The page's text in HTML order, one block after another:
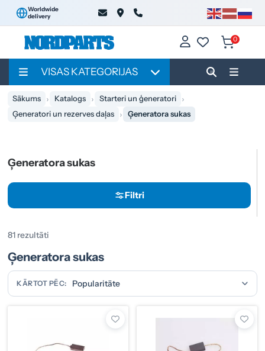
Worldwide
delivery
0
VISAS KATEGORIJAS
Sākums Katalogs
Starteri un ģeneratori
Ģeneratori un rezerves daļas
Ģeneratora sukas
Ģeneratora sukas
Filtri
81 rezultāti
Ģeneratora sukas
KĀRTOT PĒC: